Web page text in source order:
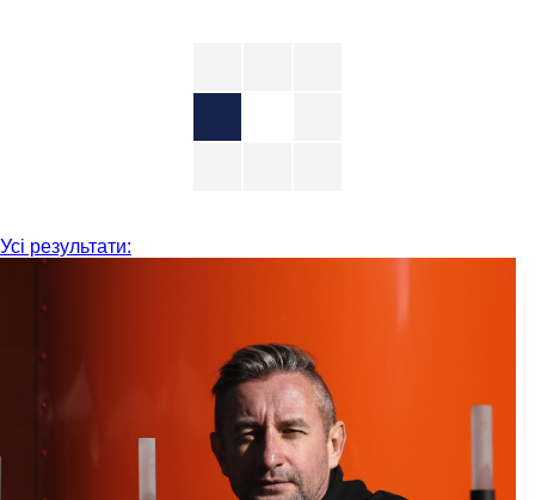
Усі результати: